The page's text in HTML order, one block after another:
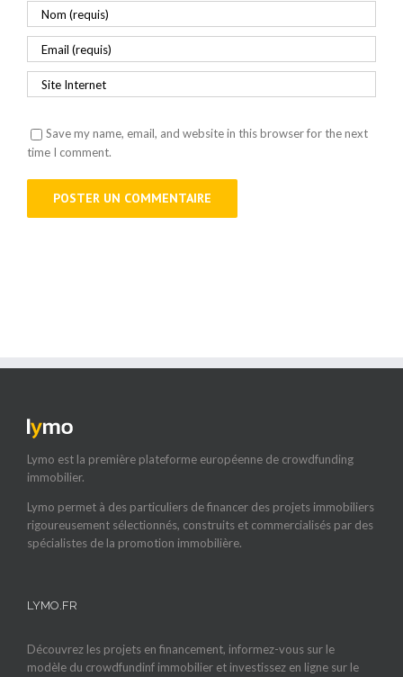
Save my name, email, and website in this browser for the next
time I comment.
Lymo est la première plateforme européenne de crowdfunding
immobilier.
Lymo permet à des particuliers de financer des projets immobiliers
rigoureusement sélectionnés, construits et commercialisés par des
spécialistes de la promotion immobilière.
LYMO.FR
Découvrez les projets en financement, informez-vous sur le
modèle du crowdfundinf immobilier et investissez en ligne sur le